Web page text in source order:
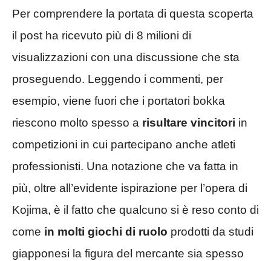
Per comprendere la portata di questa scoperta
il post ha ricevuto più di 8 milioni di
visualizzazioni con una discussione che sta
proseguendo. Leggendo i commenti, per
esempio, viene fuori che i portatori bokka
riescono molto spesso a risultare vincitori in
competizioni in cui partecipano anche atleti
professionisti. Una notazione che va fatta in
più, oltre all’evidente ispirazione per l’opera di
Kojima, è il fatto che qualcuno si è reso conto di
come in molti giochi di ruolo prodotti da studi
giapponesi la figura del mercante sia spesso